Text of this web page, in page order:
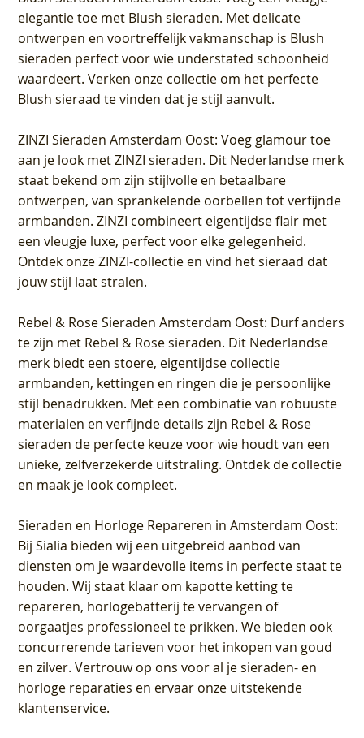
elegantie toe met Blush sieraden. Met delicate
ontwerpen en voortreffelijk vakmanschap is Blush
sieraden perfect voor wie understated schoonheid
waardeert. Verken onze collectie om het perfecte
Blush sieraad te vinden dat je stijl aanvult.
ZINZI Sieraden Amsterdam Oost: Voeg glamour toe
aan je look met ZINZI sieraden. Dit Nederlandse merk
staat bekend om zijn stijlvolle en betaalbare
ontwerpen, van sprankelende oorbellen tot verfijnde
armbanden. ZINZI combineert eigentijdse flair met
een vleugje luxe, perfect voor elke gelegenheid.
Ontdek onze ZINZI-collectie en vind het sieraad dat
jouw stijl laat stralen.
Rebel & Rose Sieraden Amsterdam Oost: Durf anders
te zijn met Rebel & Rose sieraden. Dit Nederlandse
merk biedt een stoere, eigentijdse collectie
armbanden, kettingen en ringen die je persoonlijke
stijl benadrukken. Met een combinatie van robuuste
materialen en verfijnde details zijn Rebel & Rose
sieraden de perfecte keuze voor wie houdt van een
unieke, zelfverzekerde uitstraling. Ontdek de collectie
en maak je look compleet.
Sieraden en Horloge Repareren in Amsterdam Oost:
Bij Sialia bieden wij een uitgebreid aanbod van
diensten om je waardevolle items in perfecte staat te
houden. Wij staat klaar om kapotte ketting te
repareren, horlogebatterij te vervangen of
oorgaatjes professioneel te prikken. We bieden ook
concurrerende tarieven voor het inkopen van goud
en zilver. Vertrouw op ons voor al je sieraden- en
horloge reparaties en ervaar onze uitstekende
klantenservice.